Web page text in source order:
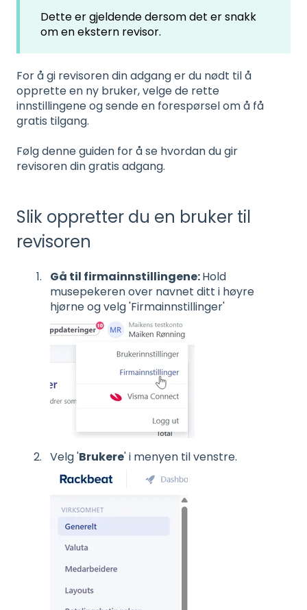
Dette er gjeldende dersom det er snakk
om en ekstern revisor.
For å gi revisoren din adgang er du nødt til å
opprette en ny bruker, velge de rette
innstillingene og sende en forespørsel om å få
gratis tilgang.
Følg denne guiden for å se hvordan du gir
revisoren din gratis adgang.
Slik oppretter du en bruker til
revisoren
Gå til firmainnstillingene:Hold
musepekeren over navnet ditt i høyre
hjørne og velg 'Firmainnstillinger'
Velg 'Brukere' i menyen til venstre.